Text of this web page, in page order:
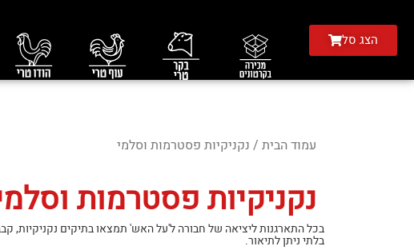
הצג סל
עמוד הבית / נקניקיות פסטרמות וסלמי
נקניקיות פסטרמות
בכל התארגנות ליציאה של חבורה ל'על האש' תמצאו בתיקים נקניקיות,
בלתי ניתן לתיאור.